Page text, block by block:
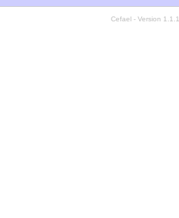
Cefael - Version